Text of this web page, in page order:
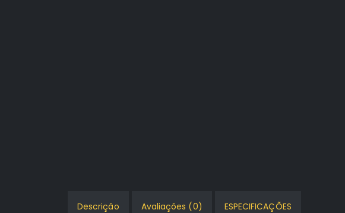
Descrição Avaliações (0) ESPECIFICAÇÕES